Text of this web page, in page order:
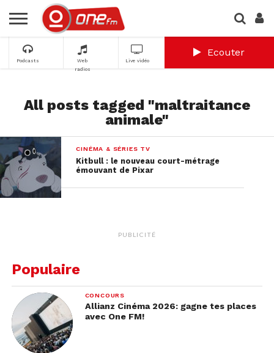
Podcasts
Web
radios
Live vidéo
Ecouter
All posts tagged "maltraitance
animale"
CINÉMA & SÉRIES TV
Kitbull : le nouveau court-métrage
émouvant de Pixar
PUBLICITÉ
Populaire
CONCOURS
Allianz Cinéma 2026: gagne tes places
avec One FM!